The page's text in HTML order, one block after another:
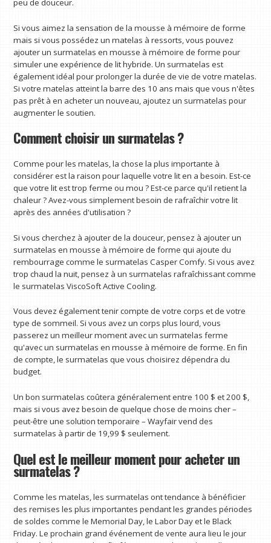
peu de douceur.
Si vous aimez la sensation de la mousse à mémoire de forme
mais si vous possédez un matelas à ressorts, vous pouvez
ajouter un surmatelas en mousse à mémoire de forme pour
simuler une expérience de lit hybride. Un surmatelas est
également idéal pour prolonger la durée de vie de votre matelas.
Si votre matelas atteint la barre des 10 ans mais que vous n'êtes
pas prêt à en acheter un nouveau, ajoutez un surmatelas pour
augmenter le soutien.
Comment choisir un surmatelas ?
Comme pour les matelas, la chose la plus importante à
considérer est la raison pour laquelle votre lit en a besoin. Est-ce
que votre lit est trop ferme ou mou ? Est-ce parce qu'il retient la
chaleur ? Avez-vous simplement besoin de rafraîchir votre lit
après des années d'utilisation ?
Si vous cherchez à ajouter de la douceur, pensez à ajouter un
surmatelas en mousse à mémoire de forme qui ajoute du
rembourrage comme le surmatelas Casper Comfy. Si vous avez
trop chaud la nuit, pensez à un surmatelas rafraîchissant comme
le surmatelas ViscoSoft Active Cooling.
Vous devez également tenir compte de votre corps et de votre
type de sommeil. Si vous avez un corps plus lourd, vous
passerez un meilleur moment avec un surmatelas ferme
qu'avec un surmatelas en mousse à mémoire de forme. En fin
de compte, le surmatelas que vous choisirez dépendra du
budget.
Un bon surmatelas coûtera généralement entre 100 $ et 200 $,
mais si vous avez besoin de quelque chose de moins cher –
peut-être une solution temporaire – Wayfair vend des
surmatelas à partir de 19,99 $ seulement.
Quel est le meilleur moment pour acheter un
surmatelas ?
Comme les matelas, les surmatelas ont tendance à bénéficier
des remises les plus importantes pendant les grandes périodes
de soldes comme le Memorial Day, le Labor Day et le Black
Friday. Le prochain grand événement de vente aura lieu le jour